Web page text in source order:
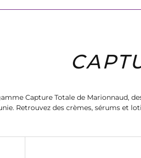
Capture Totale de Marionnaud,
Retrouvez des crèmes, sérums et